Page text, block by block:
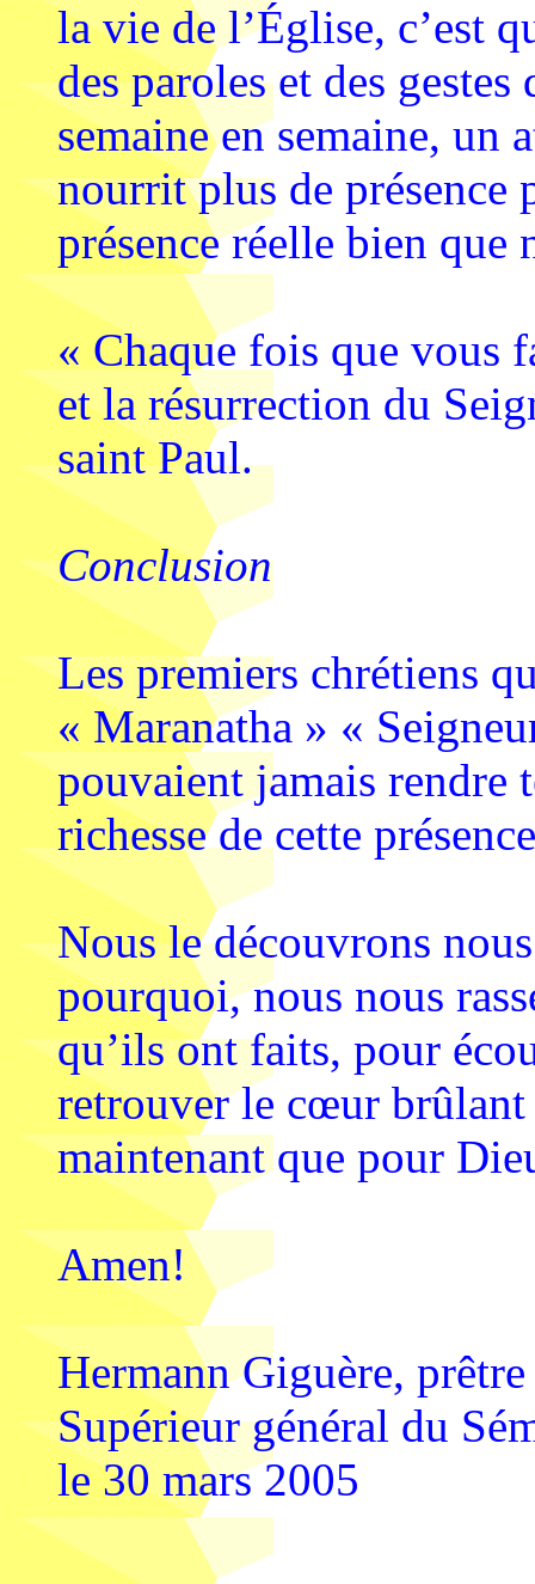
la vie de l’Église, c’est
des paroles et des
semaine en semaine, un
nourrit plus de présence
présence réelle bien que
« Chaque fois que vous
et la résurrection du
saint Paul.
Conclusion
Les premiers chrétiens
« Maranatha » «
pouvaient jamais rendre
richesse de cette
Nous le découvrons
pourquoi, nous nous
qu’ils ont faits, pour
retrouver le cœur brûlant
maintenant que pour
Amen!
Hermann Giguère, prêtre
Supérieur général du
le 30 mars 2005